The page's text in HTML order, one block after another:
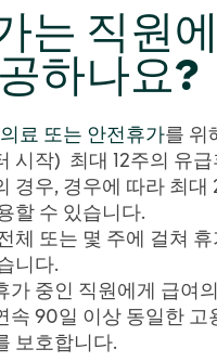
는 직원
하나요?
료 또는 안전휴가를 위
시작) 최대 12주의 유
경우, 경우에 따라 최대
할 수 있습니다.
체 또는 몇 주에 걸쳐
니다.
가 중인 직원에게 급여
속 90일 이상 동일한
보호합니다.